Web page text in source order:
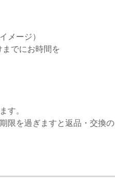
メージ）
でにお時間を
す。
限を過ぎますと返品・交換の